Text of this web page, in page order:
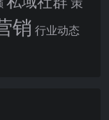
销 行业动态